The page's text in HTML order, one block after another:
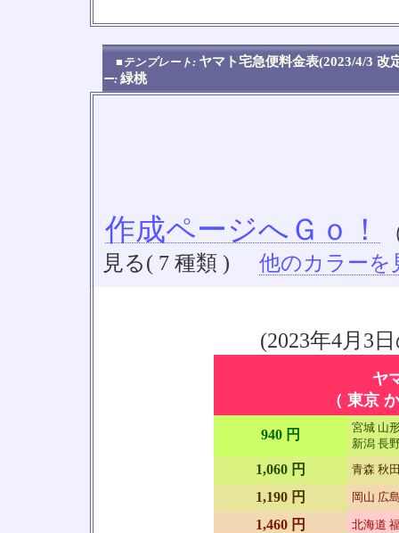
■テンプレート: ヤマト宅急便料金表(2023/4/3
ー: 緑桃
作成ページへＧｏ！
見る( 7 種類 )
他のカラーを
(2023年4月3
ヤ
（ 東京
940 円
宮城 山
新潟 長
1,060 円 青森 秋
1,190 円 岡山 広
1,460 円 北海道